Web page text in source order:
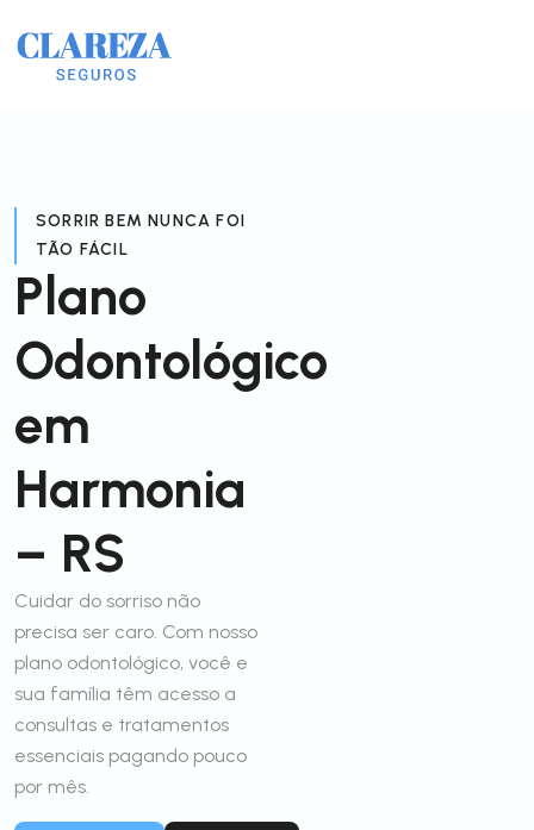
SORRIR BEM NUNCA FOI
TÃO FÁCIL
Plano
Odontológico
em
Harmonia
– RS
Cuidar do sorriso não
precisa ser caro. Com nosso
plano odontológico, você e
sua família têm acesso a
consultas e tratamentos
essenciais pagando pouco
por mês.